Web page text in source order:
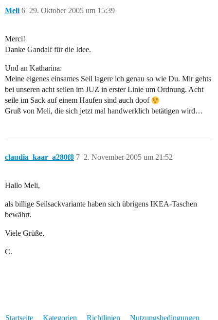
Meli 29. Oktober 2005 um 15:39
6
Merci!
Danke Gandalf für die Idee.
Und an Katharina:
Meine eigenes einsames Seil lagere ich genau so wie Du. Mir gehts
bei unseren acht seilen im JUZ in erster Linie um Ordnung. Acht
seile im Sack auf einem Haufen sind auch doof
Gruß von Meli, die sich jetzt mal handwerklich betätigen wird…
claudia_kaar_a280f8 2. November 2005 um 21:52
7
Hallo Meli,
als billige Seilsackvariante haben sich übrigens IKEA-Taschen
bewährt.
Viele Grüße,
C.
Startseite Kategorien Richtlinien Nutzungsbedingungen